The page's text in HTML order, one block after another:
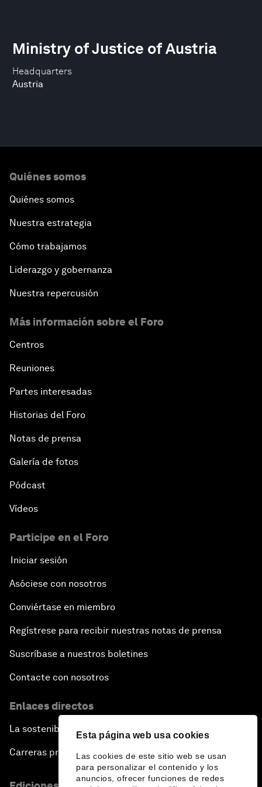
Esta página web usa cookies
Las cookies de este sitio web se usan
para personalizar el contenido y los
anuncios, ofrecer funciones de redes
Headquarters
Austria
Ministry of Justice of Austria
Quiénes somos
Quiénes somos
Nuestra estrategia
Cómo trabajamos
Liderazgo y gobernanza
Nuestra repercusión
Más información sobre el Foro
Centros
Reuniones
Partes interesadas
Historias del Foro
Notas de prensa
Galería de fotos
Pódcast
Vídeos
Participe en el Foro
Iniciar sesión
Asóciese con nosotros
Conviértase en miembro
Regístrese para recibir nuestras notas de prensa
Suscríbase a nuestros boletines
Contacte con nosotros
Enlaces directos
La sostenibilidad en el Foro
Carreras profesionales